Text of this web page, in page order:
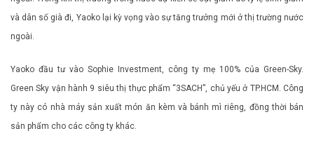
và dân số già đi, Yaoko lại kỳ vọng vào sự tăng trưởng mới ở thị trường nước
ngoài.
Yaoko đầu tư vào Sophie Investment, công ty mẹ 100% của Green-Sky.
Green Sky vận hành 9 siêu thị thực phẩm “3SACH”, chủ yếu ở TP.HCM. Công
ty này có nhà máy sản xuất món ăn kèm và bánh mì riêng, đồng thời bán
sản phẩm cho các công ty khác.